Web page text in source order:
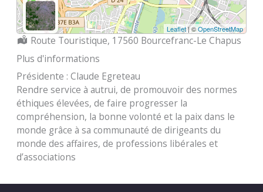
Leaflet| ©OpenStreetMap
Localisation :
Route Touristique, 17560 Bourcefranc-Le Chapus
Plus d'informations
Présidente : Claude Egreteau
Rendre service à autrui, de promouvoir des normes
éthiques élevées, de faire progresser la
compréhension, la bonne volonté et la paix dans le
monde grâce à sa communauté de dirigeants du
monde des affaires, de professions libérales et
d’associations